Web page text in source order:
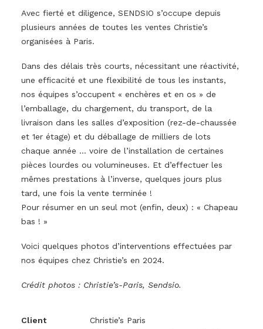
Avec fierté et diligence, SENDSIO s’occupe depuis
plusieurs années de toutes les ventes Christie’s
organisées à Paris.
Dans des délais très courts, nécessitant une réactivité,
une efficacité et une flexibilité de tous les instants,
nos équipes s’occupent « enchères et en os » de
l’emballage, du chargement, du transport, de la
livraison dans les salles d’exposition (rez-de-chaussée
et 1er étage) et du déballage de milliers de lots
chaque année … voire de l’installation de certaines
pièces lourdes ou volumineuses. Et d’effectuer les
mêmes prestations à l’inverse, quelques jours plus
tard, une fois la vente terminée !
Pour résumer en un seul mot (enfin, deux) : « Chapeau
bas ! »
Voici quelques photos d’interventions effectuées par
nos équipes chez Christie’s en 2024.
Crédit photos : Christie’s-Paris, Sendsio.
Client
Christie’s Paris